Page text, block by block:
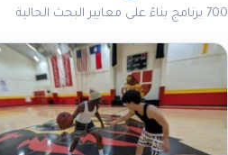
700 برنامج بناءً على معايير البحث الحالية